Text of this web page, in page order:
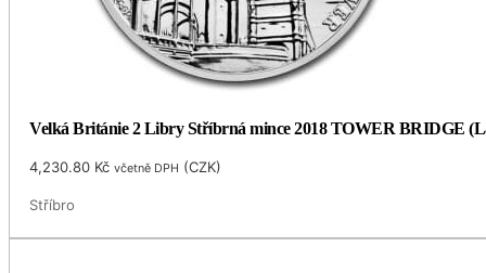
Velká Británie 2 Libry Stříbrná mince 2018 TOWER BRIDGE
4,230.80 Kč včetně DPH (CZK)
Stříbro